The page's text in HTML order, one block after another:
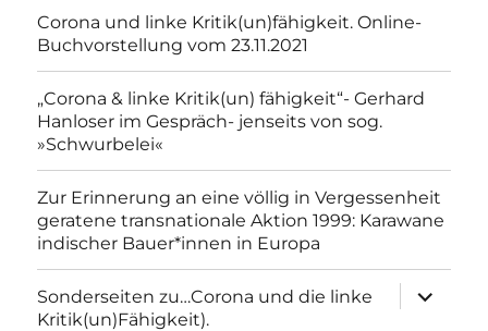
Corona und linke Kritik(un)fähigkeit. Online-
Buchvorstellung vom 23.11.2021
„Corona & linke Kritik(un) fähigkeit“- Gerhard
Hanloser im Gespräch- jenseits von sog.
»Schwurbelei«
Zur Erinnerung an eine völlig in Vergessenheit
geratene transnationale Aktion 1999: Karawane
indischer Bauer*innen in Europa
Sonderseiten zu…Corona und die linke
Kritik(un)Fähigkeit).
anzeigen